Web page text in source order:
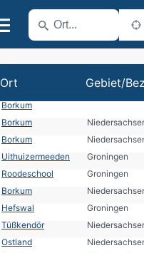
Ort Gebiet/
Borkum
Borkum
Borkum
Uithuizermeeden
Groningen
Roodeschool
Groningen
Borkum
Hefswal
Groningen
Tüßkendör
Ostland